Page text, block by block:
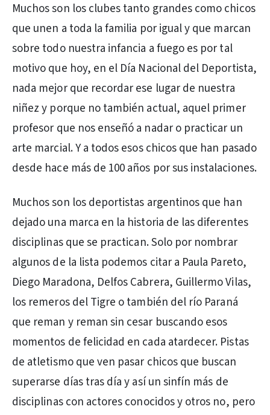
Muchos son los clubes tanto grandes como chicos
que unen a toda la familia por igual y que marcan
sobre todo nuestra infancia a fuego es por tal
motivo que hoy, en el Día Nacional del Deportista,
nada mejor que recordar ese lugar de nuestra
niñez y porque no también actual, aquel primer
profesor que nos enseñó a nadar o practicar un
arte marcial. Y a todos esos chicos que han pasado
desde hace más de 100 años por sus instalaciones.
Muchos son los deportistas argentinos que han
dejado una marca en la historia de las diferentes
disciplinas que se practican. Solo por nombrar
algunos de la lista podemos citar a Paula Pareto,
Diego Maradona, Delfos Cabrera, Guillermo Vilas,
los remeros del Tigre o también del río Paraná
que reman y reman sin cesar buscando esos
momentos de felicidad en cada atardecer. Pistas
de atletismo que ven pasar chicos que buscan
superarse días tras día y así un sinfín más de
disciplinas con actores conocidos y otros no, pero